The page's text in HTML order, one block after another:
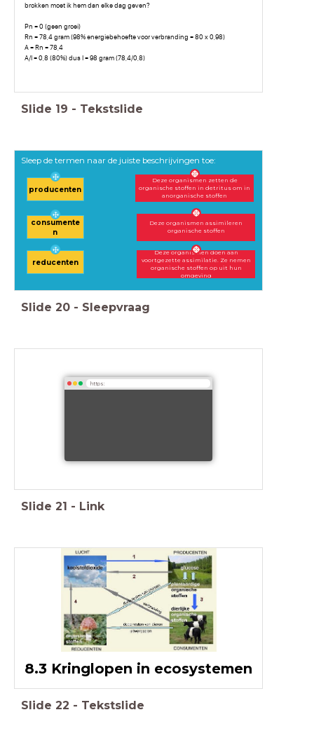
brokken moet ik hem dan elke dag geven?
Pn = 0 (geen groei)
Rn = 78,4 gram (98% energiebehoefte voor verbranding = 80 x 0,98)
A = Rn = 78,4
A/I = 0,8 (80%) dus I = 98 gram (78,4/0,8)
Slide 19 - Tekstslide
Sleep de termen naar de juiste beschrijvingen toe:
Deze organismen zetten de
organische stoffen in detritus om in
anorganische stoffen
Deze organismen assimileren
organische stoffen
Deze organismen doen aan
voortgezette assimilatie. Ze nemen
organische stoffen op uit hun
omgeving
producenten
consumente
n
reducenten
Slide 20 - Sleepvraag
https:
Slide 21 - Link
8.3 Kringlopen in ecosystemen
Slide 22 - Tekstslide